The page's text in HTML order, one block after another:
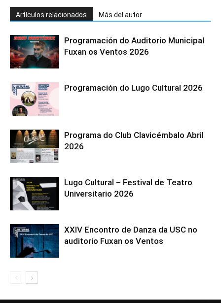
Artículos relacionados Más del autor
Programación do Auditorio Municipal
Fuxan os Ventos 2026
Programación do Lugo Cultural 2026
Programa do Club Clavicémbalo Abril
2026
Lugo Cultural – Festival de Teatro
Universitario 2026
XXIV Encontro de Danza da USC no
auditorio Fuxan os Ventos